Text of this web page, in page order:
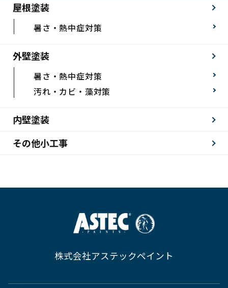
屋根塗装
暑さ・熱中症対策
外壁塗装
暑さ・熱中症対策
汚れ・カビ・藻対策
内壁塗装
その他小工事
株式会社アステックペイント